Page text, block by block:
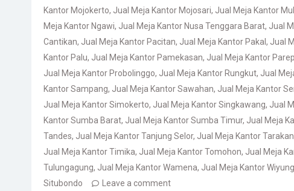
Kantor Mojokerto, Jual Meja Kantor Mojosari, Jual Meja Kantor
Meja Kantor Ngawi, Jual Meja Kantor Nusa Tenggara Barat, Jual
Cantikan, Jual Meja Kantor Pacitan, Jual Meja Kantor Pakal , Jual
Kantor Palu, Jual Meja Kantor Pamekasan, Jual Meja Kantor
Jual Meja Kantor Probolinggo, Jual Meja Kantor Rungkut, Jual
Kantor Sampang, Jual Meja Kantor Sawahan, Jual Meja Kantor
Jual Meja Kantor Simokerto, Jual Meja Kantor Singkawang, Jual
Kantor Sumba Barat, Jual Meja Kantor Sumba Timur, Jual Meja
Tandes, Jual Meja Kantor Tanjung Selor, Jual Meja Kantor Tarakan
Jual Meja Kantor Timika, Jual Meja Kantor Tomohon, Jual Meja
Tulungagung, Jual Meja Kantor Wamena, Jual Meja Kantor Wiyung
Situbondo
Leave a comment